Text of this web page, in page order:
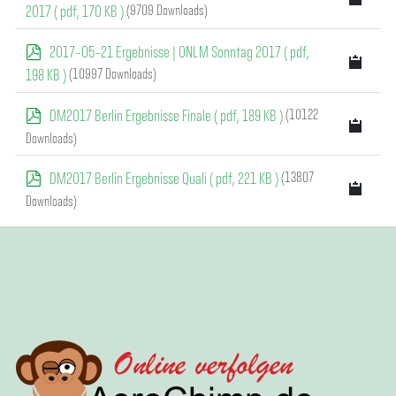
f
2017( pdf, 170 KB )(9709 Downloads)
d
f
2017-05-21 Ergebnisse | ONLM Sonntag 2017( pdf,
198 KB )(10997 Downloads)
f
DM2017 Berlin Ergebnisse Finale( pdf, 189 KB )(10122
Downloads)
f
DM2017 Berlin Ergebnisse Quali( pdf, 221 KB )(13807
Downloads)